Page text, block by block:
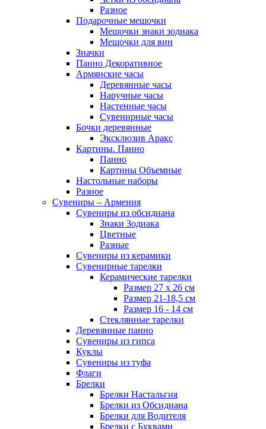
Разное
Подарочные мешочки
Мешочки знаки зодиака
Мешочки для вин
Значки
Панно Декоративное
Армянские часы
Деревянные часы
Наручные часы
Настенные часы
Сувенирные часы
Бочки деревянные
Эксклюзив Аракс
Картины. Панно
Панно
Картины Объемные
Настольные наборы
Разное
Сувениры – Армения
Сувениры из обсидиана
Знаки Зодиака
Цветные
Разные
Сувениры из керамики
Сувенирные тарелки
Керамические тарелки
Размер 27 х 26 см
Размер 21-18,5 см
Размер 16 - 14 см
Стеклянные тарелки
Деревянные панно
Сувениры из гипса
Куклы
Сувениры из туфа
Флаги
Брелки
Брелки Настальгия
Брелки из Обсидиана
Брелки для Водителя
Брелки с Буквами